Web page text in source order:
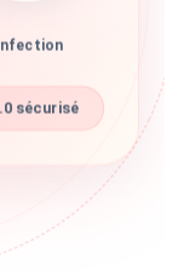
sécurisé